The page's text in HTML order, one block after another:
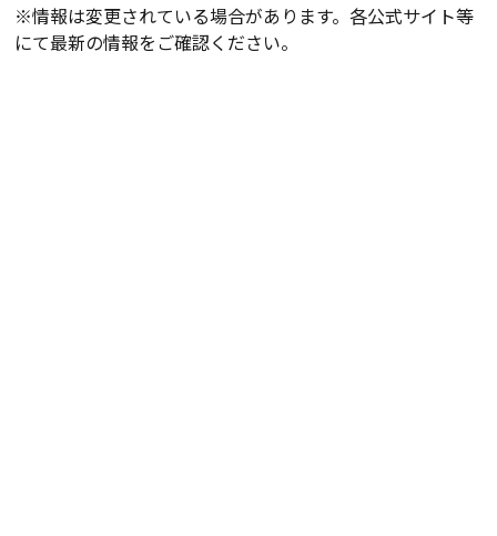
※情報は変更されている場合があります。各公式サイト等
にて最新の情報をご確認ください。